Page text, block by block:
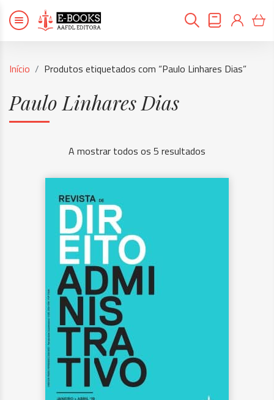
Início Produtos etiquetados com “Paulo Linhares Dias”
Paulo Linhares Dias
A mostrar todos os 5 resultados